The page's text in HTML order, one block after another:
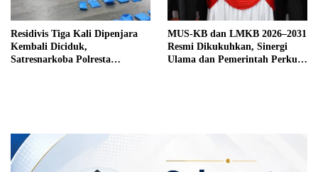
Residivis Tiga Kali Dipenjara
Kembali Diciduk,
Satresnarkoba Polresta
MUS-KB dan LMKB 2026–2031
Resmi Dikukuhkan, Sinergi
Ulama dan Pemerintah Perkuat